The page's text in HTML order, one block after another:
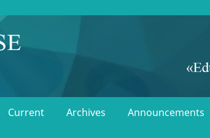
Current Archives
Announcements